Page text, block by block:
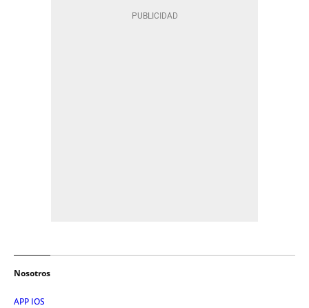
Nosotros
APP IOS